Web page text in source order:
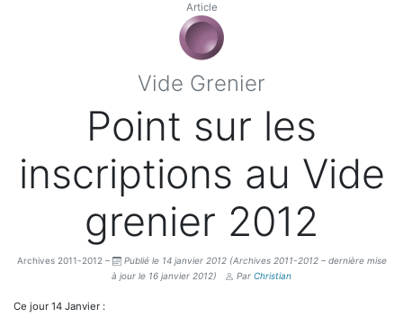
Article
Vide Grenier
Point sur les
inscriptions au Vide
grenier 2012
Archives 2011-2012 – Publié le 14 janvier 2012 (Archives 2011-2012 – dernière mise
à jour le 16 janvier 2012)
Par Christian
Ce jour 14 Janvier :